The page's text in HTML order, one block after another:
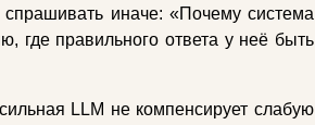
иначе: «Почему система
где правильного ответа у неё быть
LLM не компенсирует слабую